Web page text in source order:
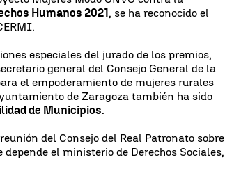
Humanos 2021, se ha reconocido el
especiales del jurado de los premios,
general del Consejo General de la
el empoderamiento de mujeres rurales
de Zaragoza también ha sido
de Municipios.
del Consejo del Real Patronato sobre
el ministerio de Derechos Sociales,